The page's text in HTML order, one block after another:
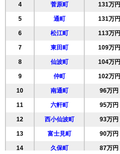
4 菅原町 131万円
5 通町 131万円
6 松江町 113万円
7 東田町 109万円
8 仙波町 104万円
9 仲町 102万円
10 南通町 96万円
11 六軒町 95万円
12 西小仙波町 93万円
13 富士見町 90万円
14 久保町 87万円